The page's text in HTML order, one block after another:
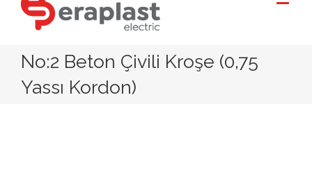
No:2 Beton Çivili Kroşe (0,75
Yassı Kordon)